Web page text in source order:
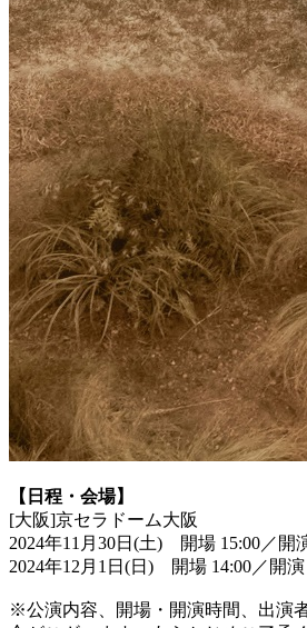
【日程・会場】
[大阪]京セラドーム大阪
2024年11月30日(土) 開場 15:00／開
2024年12月1日(日) 開場 14:00／開演
※公演内容、開場・開演時間、出演